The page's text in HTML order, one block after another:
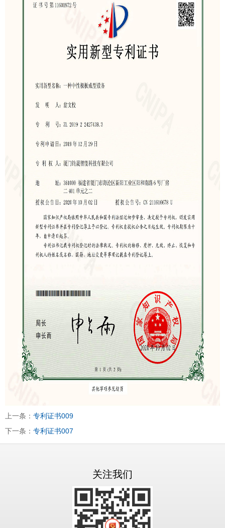
上一条： 专利证书009
下一条： 专利证书007
关注我们